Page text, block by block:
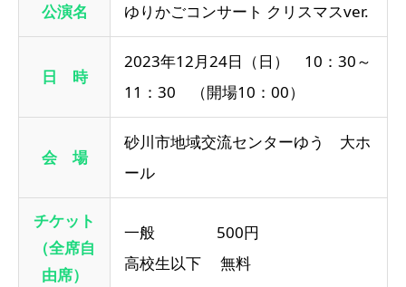
公演名 ゆりかごコンサート クリスマスver.
日 時
2023年12月24日（日） 10：30～
11：30 （開場10：00）
会 場
砂川市地域交流センターゆう 大ホ
ール
チケット
（全席自
由席）
一般 500円
高校生以下 無料